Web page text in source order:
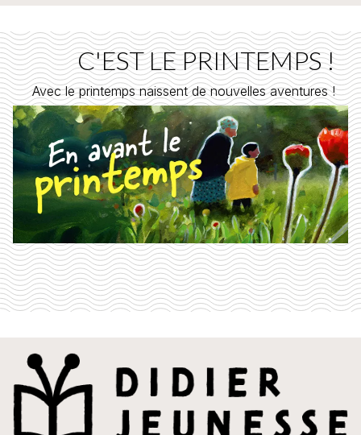
C'EST LE PRINTEMPS !
Avec le printemps naissent de nouvelles aventures !